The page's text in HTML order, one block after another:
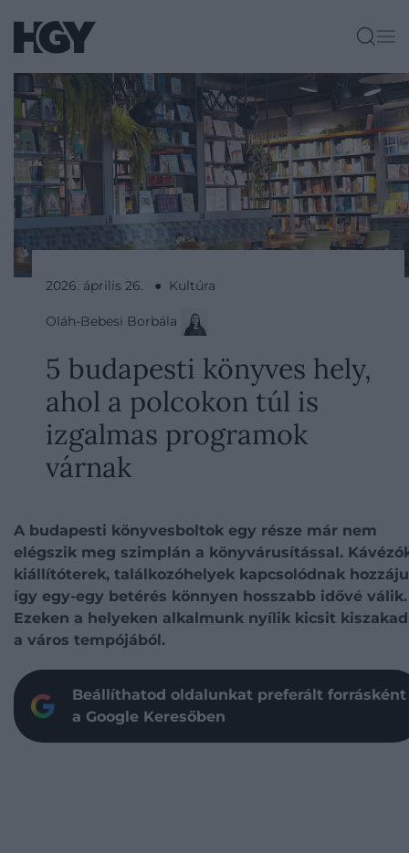
2026. április 26. ● Kultúra
Oláh-Bebesi Borbála
5 budapesti könyves hely,
ahol a polcokon túl is
izgalmas programok
várnak
A budapesti könyvesboltok egy része már nem
elégszik meg szimplán a könyvárusítással.
kiállítóterek, találkozóhelyek kapcsolódnak
így egy-egy betérés könnyen hosszabb idővé válik.
Ezeken a helyeken alkalmunk nyílik kicsit
a város tempójából.
Beállíthatod oldalunkat preferált forrásként
a Google Keresőben